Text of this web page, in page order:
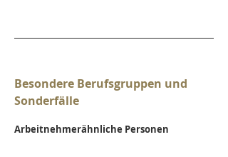
Besondere Berufsgruppen und
Sonderfälle
Arbeitnehmerähnliche Personen